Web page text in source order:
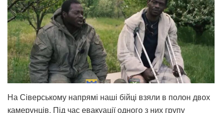
На Сіверському напрямі наші бійці взяли в полон двох
камерунців. Під час евакуації одного з них групу